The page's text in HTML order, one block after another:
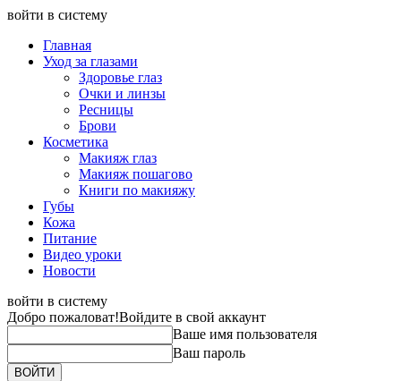
войти в систему
Главная
Уход за глазами
Здоровье глаз
Очки и линзы
Ресницы
Брови
Косметика
Макияж глаз
Макияж пошагово
Книги по макияжу
Губы
Кожа
Питание
Видео уроки
Новости
войти в систему
Добро пожаловат!Войдите в свой аккаунт
Ваше имя пользователя
Ваш пароль